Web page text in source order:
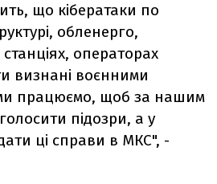
що кібератаки по
обленерго,
операторах
визнані воєнними
працюємо, щоб за нашим
підозри, а у
ці справи в МКС", -